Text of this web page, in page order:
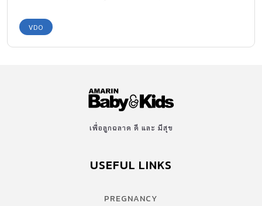
ความเป็นจริงมันโหดร้ายยิ่งนัก ดังคลิปนี้ ซึ่งเป็นคลิปของคุณแม่ชื่อว่า
Esther Anderson ทำขึ้นมา เพื่อให้ทุกคนได้ดูว่า เวลาเราจะนอนกับ
จาก : Story of This Life
VDO
เพื่อลูกฉลาด ดี และ มีสุข
USEFUL LINKS
PREGNANCY